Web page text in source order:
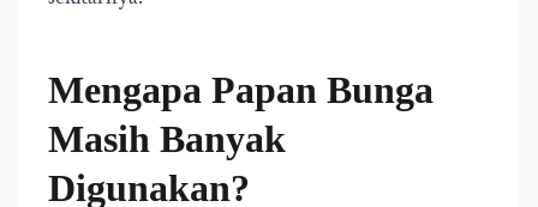
Mengapa Papan Bunga
Masih Banyak
Digunakan?